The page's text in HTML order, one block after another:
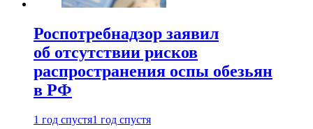
Роспотребнадзор заявил
об отсутствии рисков
распространения оспы обезьян
в РФ
1 год спустя1 год спустя